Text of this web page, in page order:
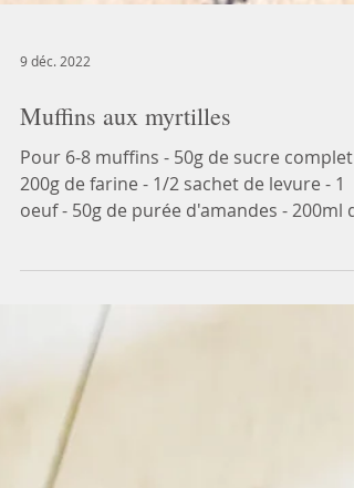
9 déc. 2022
Muffins aux myrtilles
Pour 6-8 muffins - 50g de sucre complet -
oeuf - 50g de purée d'amandes - 200ml